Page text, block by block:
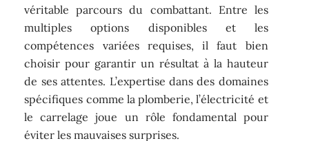
véritable parcours du combattant. Entre les
multiples options disponibles et les
compétences variées requises, il faut bien
choisir pour garantir un résultat à la hauteur
de ses attentes. L’expertise dans des domaines
spécifiques comme la plomberie, l’électricité et
le carrelage joue un rôle fondamental pour
éviter les mauvaises surprises.